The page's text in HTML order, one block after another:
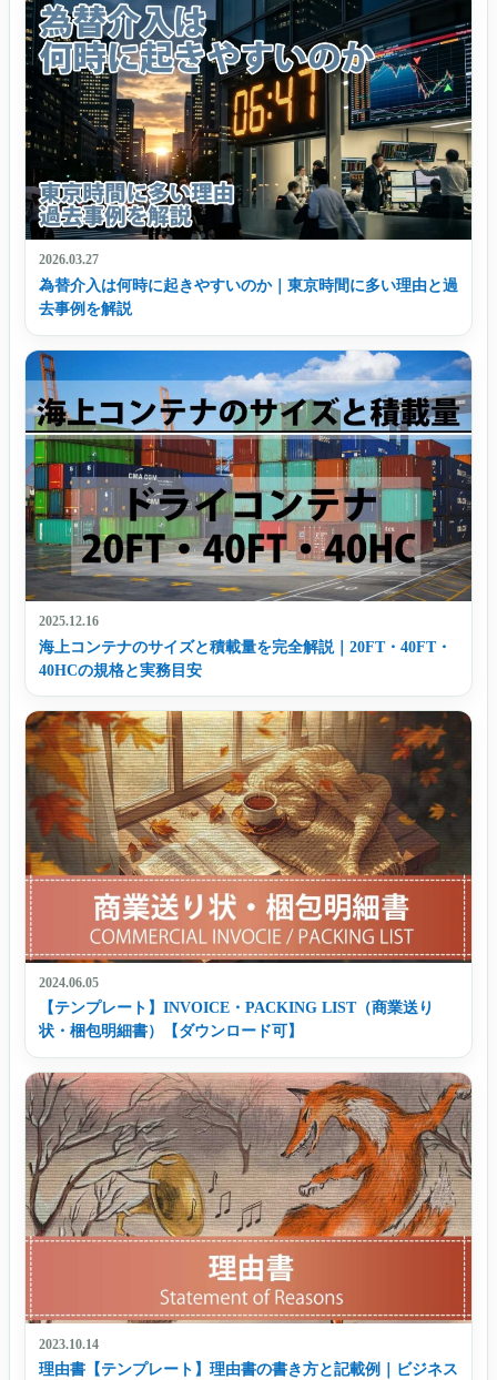
2026.03.27
為替介入は何時に起きやすいのか｜東京時間に多い理由と過
去事例を解説
2025.12.16
海上コンテナのサイズと積載量を完全解説｜20FT・40FT・
40HCの規格と実務目安
2024.06.05
【テンプレート】INVOICE・PACKING LIST（商業送り
状・梱包明細書）【ダウンロード可】
2023.10.14
理由書【テンプレート】理由書の書き方と記載例｜ビジネス